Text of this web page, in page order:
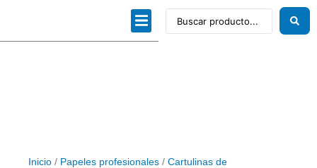
Inicio / Papeles profesionales / Cartulinas de